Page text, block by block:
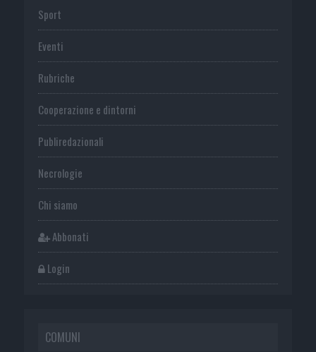
Sport
Eventi
Rubriche
Cooperazione e dintorni
Publiredazionali
Necrologie
Chi siamo
Abbonati
Login
COMUNI